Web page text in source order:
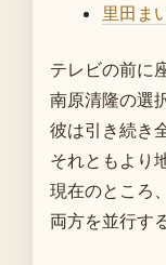
里田ま
テレビの前に
南原清隆の選
彼は引き続き
それともより
現在のところ、
両方を並行す